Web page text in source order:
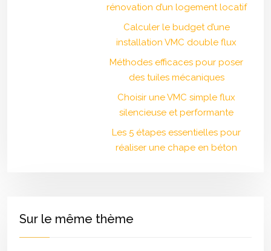
rénovation d’un logement locatif
Calculer le budget d’une
installation VMC double flux
Méthodes efficaces pour poser
des tuiles mécaniques
Choisir une VMC simple flux
silencieuse et performante
Les 5 étapes essentielles pour
réaliser une chape en béton
Sur le même thème